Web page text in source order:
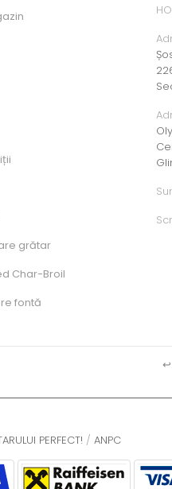
grătar
Char-Broil
fontă
↩
PERFECT! / ANPC